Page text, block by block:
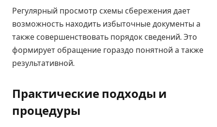
Регулярный просмотр схемы сбережения дает
возможность находить избыточные документы а
также совершенствовать порядок сведений. Это
формирует обращение гораздо понятной а также
результативной.
Практические подходы и
процедуры